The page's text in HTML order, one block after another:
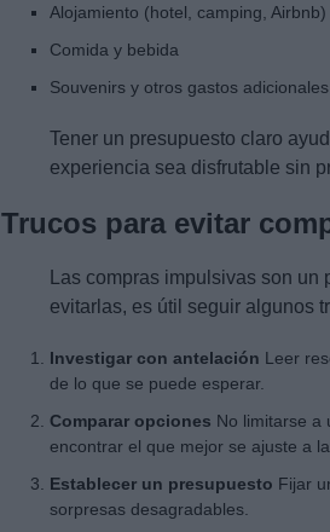
Alojamiento (hotel, camping, Airbnb)
Comida y bebida
Souvenirs y otros gastos adicionales
Tener un presupuesto claro
experiencia sea disfrutable sin
Trucos para evitar
Las compras impulsivas son
evitarlas, es útil seguir algunos
Investigar con antelación Leer
de lo que se puede esperar.
Comparar opciones No limitarse a
encontrar el que mejor se ajuste a
Establecer un presupuesto Fijar
sorpresas desagradables.